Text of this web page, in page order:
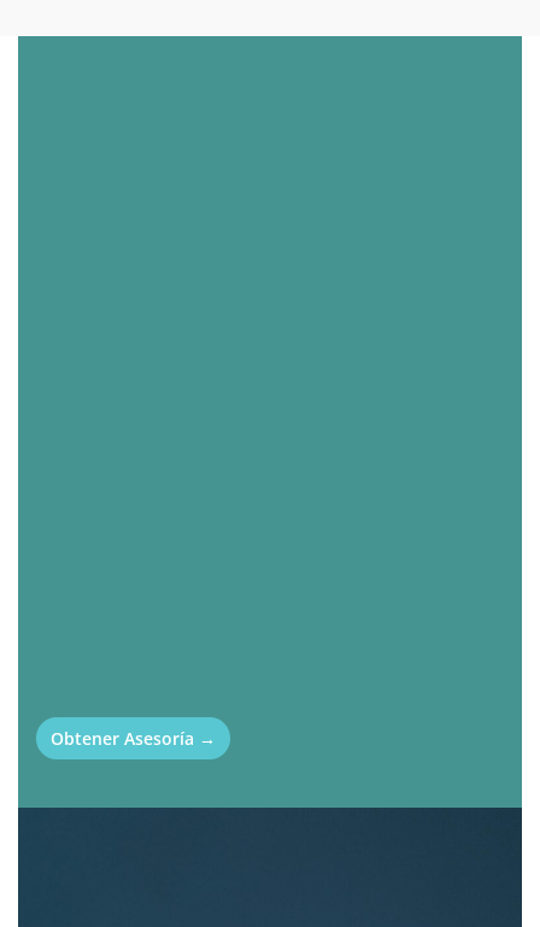
Obtener Asesoría →